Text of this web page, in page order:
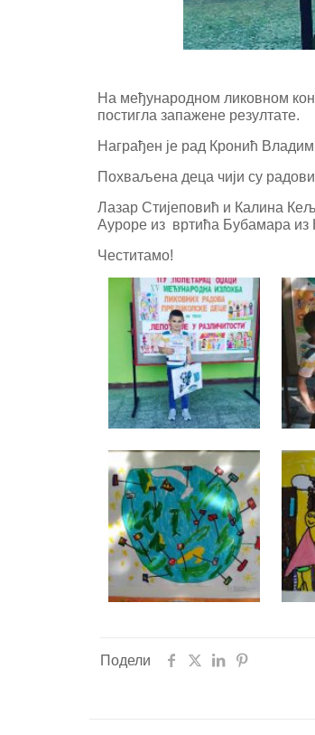
На међународном ликовном
постигла запажене резултате.
Награђен је рад Кронић
Похваљена деца чији су
Лазар Стијеповић и Калина
Ауроре из вртића Бубамара из
Честитамо!
Подели